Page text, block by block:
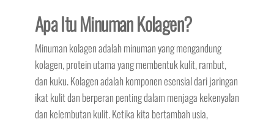
Apa Itu Minuman Kolagen?
Minuman kolagen adalah minuman yang mengandung
kolagen, protein utama yang membentuk kulit, rambut,
dan kuku. Kolagen adalah komponen esensial dari jaringan
ikat kulit dan berperan penting dalam menjaga kekenyalan
dan kelembutan kulit. Ketika kita bertambah usia,